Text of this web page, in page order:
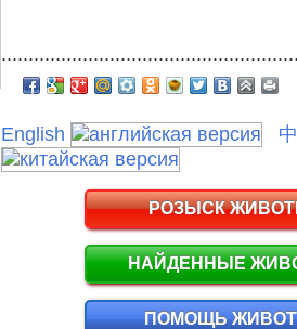
English
РОЗЫСК
НАЙДЕННЫЕ
ПОМОЩЬ